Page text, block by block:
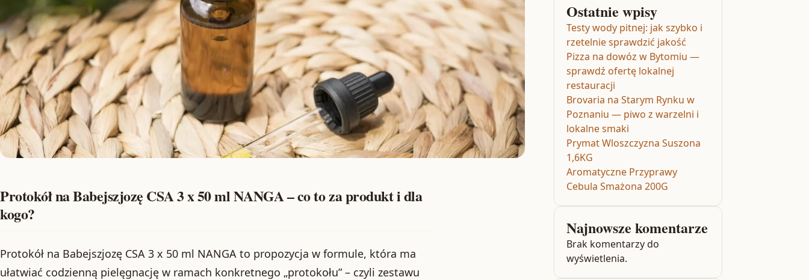
Protokół na Babejszjozę CSA 3 x 50 ml NANGA – co to za produkt i dla
kogo?
Protokół na Babejszjozę CSA 3 x 50 ml NANGA to propozycja w formule, która ma
ułatwiać codzienną pielęgnację w ramach konkretnego „protokołu” – czyli zestawu
Ostatnie wpisy
Testy wody pitnej: jak szybko i
rzetelnie sprawdzić jakość
Pizza na dowóz w Bytomiu —
sprawdź ofertę lokalnej
restauracji
Brovaria na Starym Rynku w
Poznaniu — piwo z warzelni i
lokalne smaki
Prymat Wloszczyzna Suszona
1,6KG
Aromatyczne Przyprawy
Cebula Smażona 200G
Najnowsze komentarze
Brak komentarzy do
wyświetlenia.